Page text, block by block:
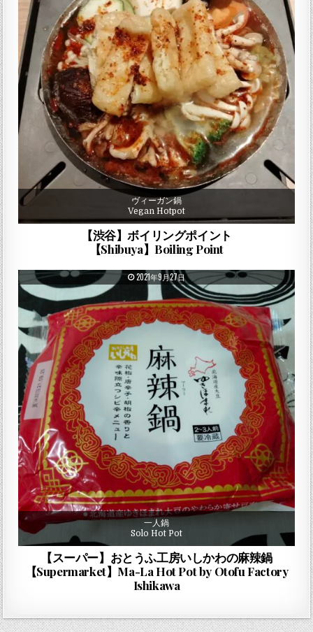
ヴィーガン鍋
Vegan Hotpot
【渋谷】ボイリングポイント
【Shibuya】Boiling Point
PUBLISHED DATE:
2021年9月27日
一人鍋
Solo Hot Pot
【スーパー】おとうふ工房いしかわの麻辣鍋
【Supermarket】Ma-La Hot Pot by Otofu Factory
Ishikawa